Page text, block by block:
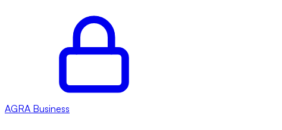
AGRA Business